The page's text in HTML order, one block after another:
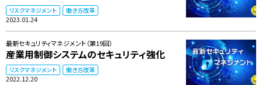
リスクマネジメント 働き方改革
2023.01.24
最新セキュリティマネジメント（第19回）
産業用制御システムのセキュリティ強化
リスクマネジメント 働き方改革
2022.12.20